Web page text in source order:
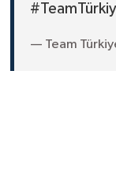
— Team